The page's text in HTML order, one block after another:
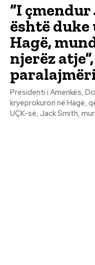
“I
është
Hagë,
njerëz
Presidenti i Amerikës,
kryeprokurori në Hagë,
UÇK-së, Jack Smith,